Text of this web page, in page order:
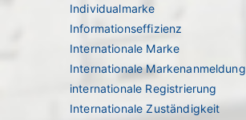
Individualmarke
Informationseffizienz
Internationale Marke
Internationale Markenanmeldung
internationale Registrierung
Internationale Zuständigkeit